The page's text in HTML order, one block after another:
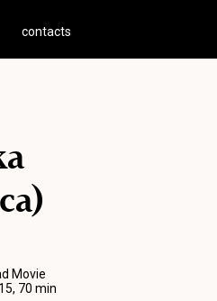
contacts
Movie
70 min